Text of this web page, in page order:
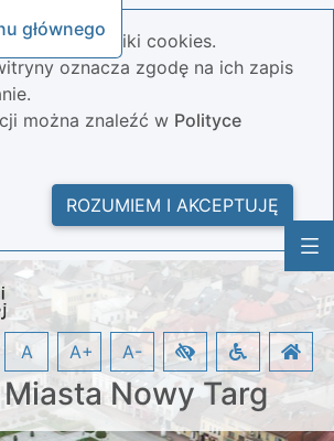
głównego
pliki cookies.
oznacza zgodę na ich zapis
można znaleźć w Polityce
ROZUMIEM I AKCEPTUJĘ
Nowy Targ
A A+ A-